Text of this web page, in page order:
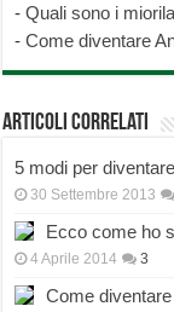
-Quali sono i
-Come diventare
Articoli correlati
5 modi per
30 Settembre 2013
Ecco come ho
4 Aprile 2014 3
Come